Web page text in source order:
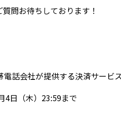
問お待ちしております！
電話会社が提供する決済サービ
4日（木）23:59まで